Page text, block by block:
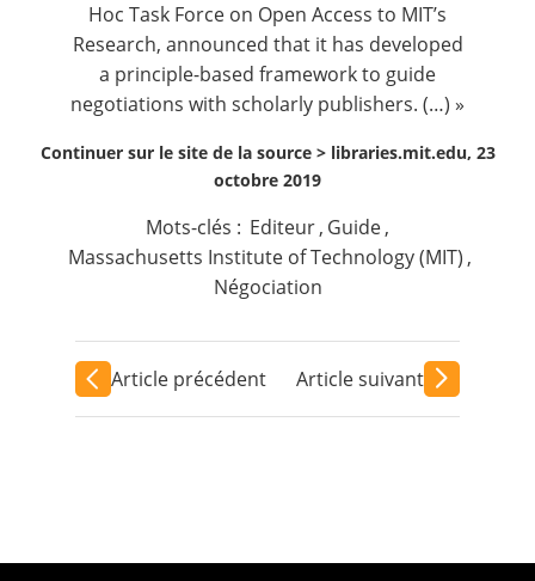
Hoc Task Force on Open Access to MIT’s
Research, announced that it has developed
a principle-based frameworkto guide
negotiations with scholarly publishers. (…) »
Continuer sur le site de la source > libraries.mit.edu, 23
octobre 2019
Mots-clés : Editeur, Guide,
Massachusetts Institute of Technology (MIT) ,
Négociation
Article précédent Article suivant